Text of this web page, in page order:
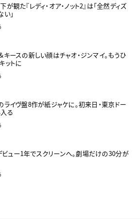
が観た『レディ・オア・ノット2』は「全然ディズ
い」
キースの新しい顔はチャオ・ジンマイ。もうひ
ットに
ライヴ盤8作が紙ジャケに。初来日・東京ドー
る
ビュー1年でスクリーンへ。劇場だけの30分が